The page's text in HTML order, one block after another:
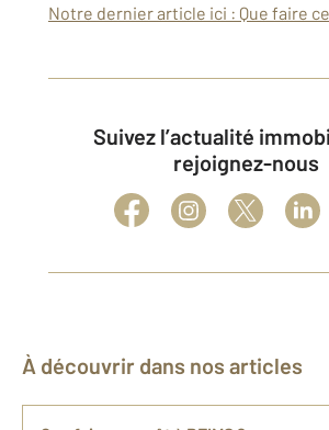
Notre dernier article ici : Que faire
Suivez l’actualité immobilière et
rejoignez-nous
À découvrir dans nos articles